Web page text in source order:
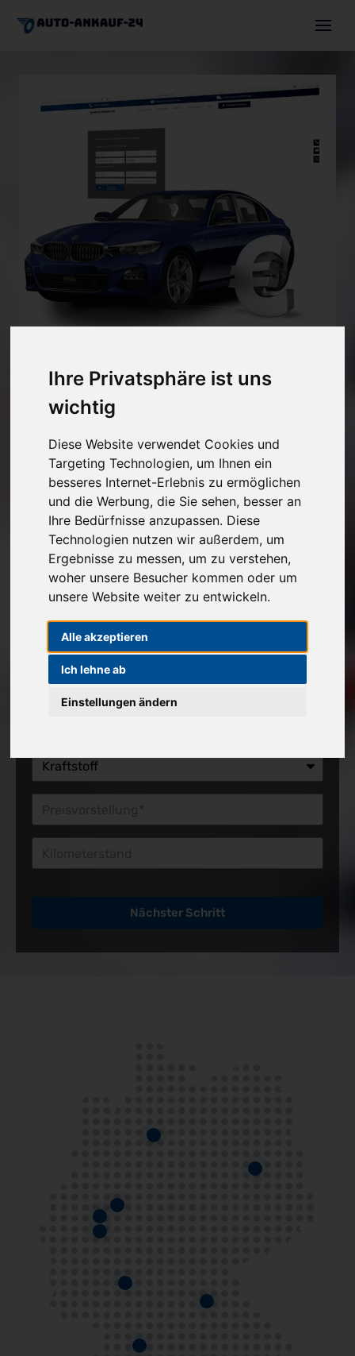
Ihre Privatsphäre ist uns
wichtig
Diese Website verwendet Cookies und
Targeting Technologien, um Ihnen ein
besseres Internet-Erlebnis zu ermöglichen
und die Werbung, die Sie sehen, besser an
Ihre Bedürfnisse anzupassen. Diese
Technologien nutzen wir außerdem, um
Ergebnisse zu messen, um zu verstehen,
woher unsere Besucher kommen oder um
unsere Website weiter zu entwickeln.
Alle akzeptieren
Ich lehne ab
Einstellungen ändern
Autoexport
Angebot einholen
+491744630036
Kostenlose Autoabholung
Unverbindlichen Verkaufspreis anfragen
Angaben zu Ihrem Fahrzeug
Marke*
Modell
Erstzulassung
Nächster Schritt